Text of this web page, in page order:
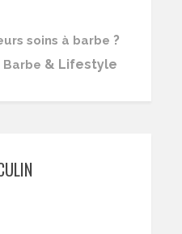
soins à barbe ?
Barbe & Lifestyle